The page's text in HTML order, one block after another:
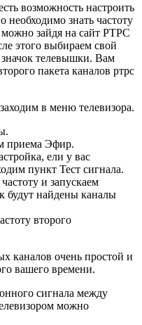
возможность настроить
знать частоту
можно зайдя на сайт РТРС
этого выбираем свой
телевышки. Вам
пакета каналов ртрс
в меню телевизора.
приема Эфир.
ели у вас
пункт Тест сигнала.
и запускаем
будут найдены каналы
второго
каналов очень простой и
вашего времени.
сигнала между
можно